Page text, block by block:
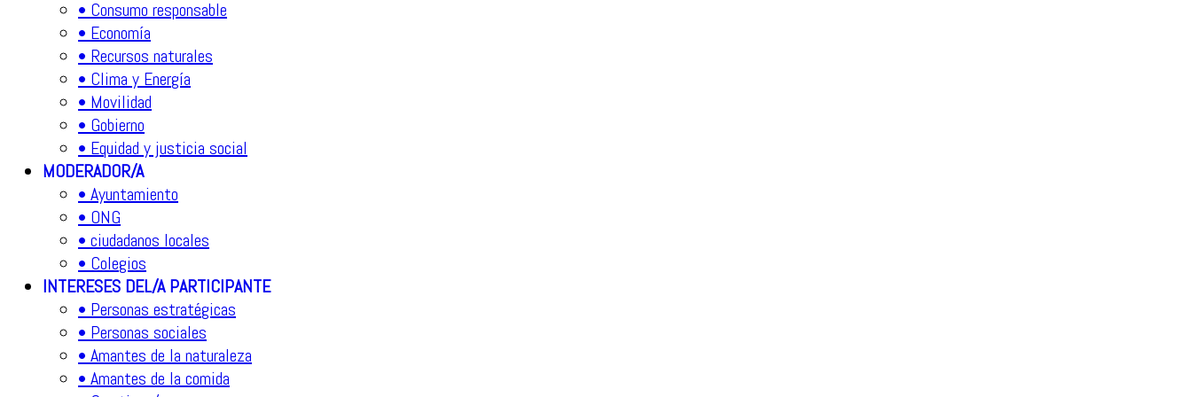
• Consumo responsable
• Economía
• Recursos naturales
• Clima y Energía
• Movilidad
• Gobierno
• Equidad y justicia social
MODERADOR/A
• Ayuntamiento
• ONG
• ciudadanos locales
• Colegios
INTERESES DEL/A PARTICIPANTE
• Personas estratégicas
• Personas sociales
• Amantes de la naturaleza
• Amantes de la comida